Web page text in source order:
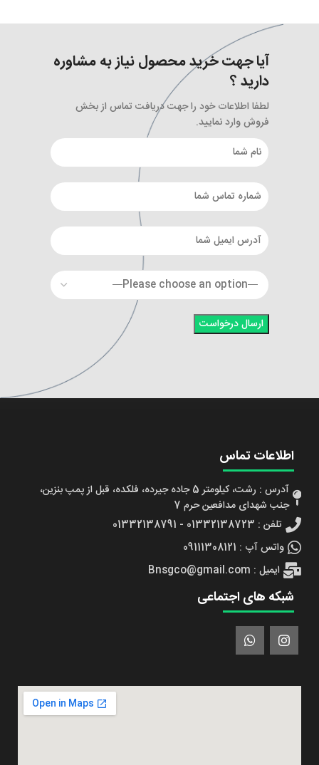
آیا جهت خرید محصول نیاز به مشاوره
دارید ؟
لطفا اطلاعات خود را جهت دریافت تماس از بخش
فروش وارد نمایید.
اطلاعات تماس
آدرس : رشت، کیلومتر 5 جاده جیرده، فلکده، قبل از پمپ بنزین،
جنب شهدای مدافعین حرم 7
تلفن : 01332138723 - 01332138791
واتس آپ : 09111308121
ایمیل : Bnsgco@gmail.com
شبکه های اجتماعی